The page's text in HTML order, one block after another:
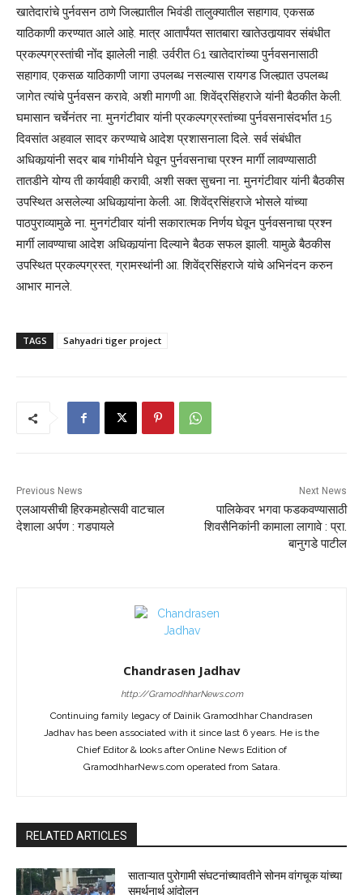
खातेदारांचे पुर्नवसन ठाणे जिल्ह्यातील भिवंडी तालुक्यातील सहागाव, एकसळ
याठिकाणी करण्यात आले आहे. मात्र आतार्पंयत सातबारा खातेउतार्‍यावर संबंधीत
प्रकल्पग्रस्तांची नोंद झालेली नाही. उर्वरीत 61 खातेदारांच्या पुर्नवसनासाठी
सहागाव, एकसळ याठिकाणी जागा उपलब्ध नसल्यास रायगड जिल्ह्यात उपलब्ध
जागेत त्यांचे पुर्नवसन करावे, अशी मागणी आ. शिवेंद्रसिंहराजे यांनी बैठकीत केली.
घमासान चर्चेनंतर ना. मुनगंटीवार यांनी प्रकल्पग्रस्तांच्या पुर्नवसनासंदर्भात 15
दिवसांत अहवाल सादर करण्याचे आदेश प्रशासनाला दिले. सर्व संबंधीत
अधिकार्‍यांनी सदर बाब गांभीर्याने घेवून पुर्नवसनाचा प्रश्‍न मार्गी लावण्यासाठी
तातडीने योग्य ती कार्यवाही करावी, अशी सक्त सुचना ना. मुनगंटीवार यांनी बैठकीस
उपस्थित असलेल्या अधिकार्‍यांना केली. आ. शिवेंद्रसिंहराजे भोसले यांच्या
पाठपुराव्यामुळे ना. मुनगंटीवार यांनी सकारात्मक निर्णय घेवून पुर्नवसनाचा प्रश्‍न
मार्गी लावण्याचा आदेश अधिकार्‍यांना दिल्याने बैठक सफल झाली. यामुळे बैठकीस
उपस्थित प्रकल्पग्रस्त, ग्रामस्थांनी आ. शिवेंद्रसिंहराजे यांचे अभिनंदन करुन
आभार मानले.
TAGS Sahyadri tiger project
Previous News
एलआयसीची हिरकमहोत्सवी वाटचाल
देशाला अर्पण : गडपायले
Next News
पालिकेवर भगवा फडकवण्यासाठी
शिवसैनिकांनी कामाला लागावे : प्रा.
बानुगडे पाटील
Chandrasen Jadhav
http://GramodhharNews.com
Continuing family legacy of Dainik Gramodhhar Chandrasen
Jadhav has been associated with it since last 6 years. He is the
Chief Editor & looks after Online News Edition of
GramodhharNews.com operated from Satara.
RELATED ARTICLES
साताऱ्यात पुरोगामी संघटनांच्यावतीने सोनम वांगचूक यांच्या
समर्थनार्थ आंदोलन